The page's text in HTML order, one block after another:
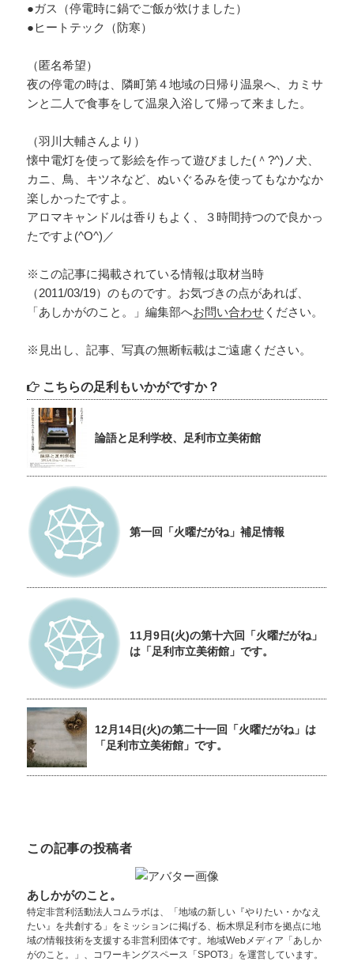
●ガス（停電時に鍋でご飯が炊けました）
●ヒートテック（防寒）
（匿名希望）
夜の停電の時は、隣町第４地域の日帰り温泉へ、カミサ
ンと二人で食事をして温泉入浴して帰って来ました。
（羽川大輔さんより）
懐中電灯を使って影絵を作って遊びました(＾?^)ノ犬、
カニ、鳥、キツネなど、ぬいぐるみを使ってもなかなか
楽しかったですよ。
アロマキャンドルは香りもよく、３時間持つので良かっ
たですよ(^O^)／
※この記事に掲載されている情報は取材当時
（2011/03/19）のものです。お気づきの点があれば、
「あしかがのこと。」編集部へお問い合わせ ください。
※見出し、記事、写真の無断転載はご遠慮ください。
こちらの足利もいかがですか？
論語と足利学校、足利市立美術館
第一回「火曜だがね」補足情報
11月9日(火)の第十六回「火曜だがね」
は「足利市立美術館」です。
12月14日(火)の第二十一回「火曜だがね」は
「足利市立美術館」です。
この記事の投稿者
あしかがのこと。
特定非営利活動法人コムラボは、「地域の新しい『やりたい・かなえ
たい』を共創する」をミッションに掲げる、栃木県足利市を拠点に地
域の情報技術を支援する非営利団体です。地域Webメディア「あしか
がのこと。」、コワーキングスペース「SPOT3」を運営しています。